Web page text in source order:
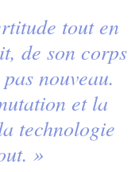
tout en
de son corps
nouveau.
et la
technologie
»